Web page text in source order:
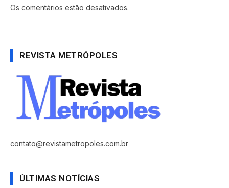
Os comentários estão desativados.
REVISTA METRÓPOLES
contato@revistametropoles.com.br
ÚLTIMAS NOTÍCIAS